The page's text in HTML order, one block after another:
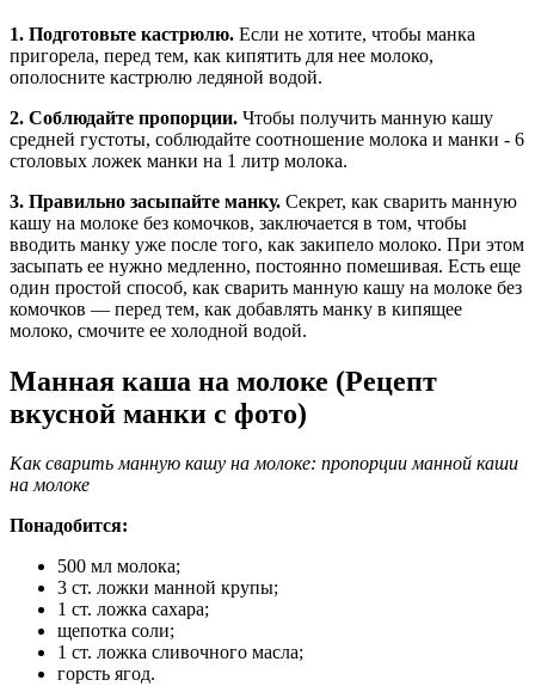
1. Подготовьте кастрюлю. Если не хотите, чтобы манка
пригорела, перед тем, как кипятить для нее молоко,
ополосните кастрюлю ледяной водой.
2. Соблюдайте пропорции. Чтобы получить манную кашу
средней густоты, соблюдайте соотношение молока и манки - 6
столовых ложек манки на 1 литр молока.
3. Правильно засыпайте манку. Секрет, как сварить манную
кашу на молоке без комочков, заключается в том, чтобы
вводить манку уже после того, как закипело молоко. При этом
засыпать ее нужно медленно, постоянно помешивая. Есть еще
один простой способ, как сварить манную кашу на молоке без
комочков — перед тем, как добавлять манку в кипящее
молоко, смочите ее холодной водой.
Манная каша на молоке (Рецепт
вкусной манки с фото)
Как сварить манную кашу на молоке: пропорции манной каши
на молоке
Понадобится:
500 мл молока;
3 ст. ложки манной крупы;
1 ст. ложка сахара;
щепотка соли;
1 ст. ложка сливочного масла;
горсть ягод.